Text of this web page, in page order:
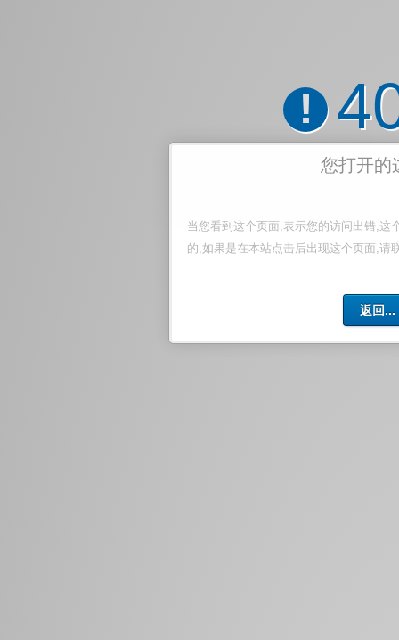
!
您打开的
当您看到这个页面,表示您的访问出错,这
的,如果是在本站点击后出现这个页面,请
返回...